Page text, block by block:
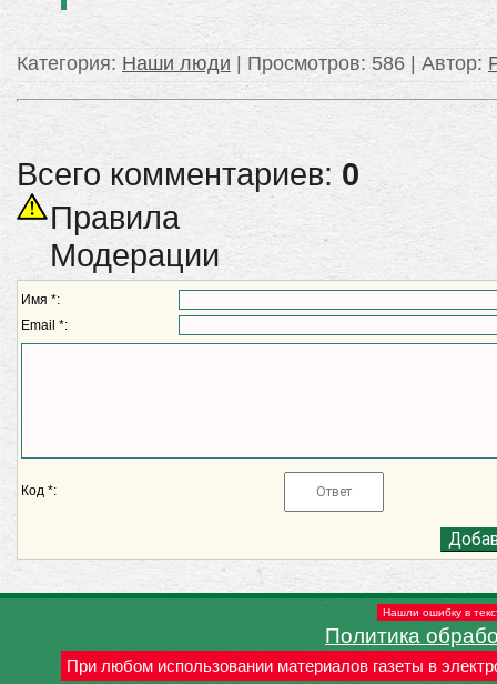
Категория: Наши люди Просмотров: 586 |Автор:
Всего комментариев: 0
Правила
Модерации
Имя *:
Email *:
Код *:
Нашли ошибку в
Политика
При любом использовании материалов газеты в